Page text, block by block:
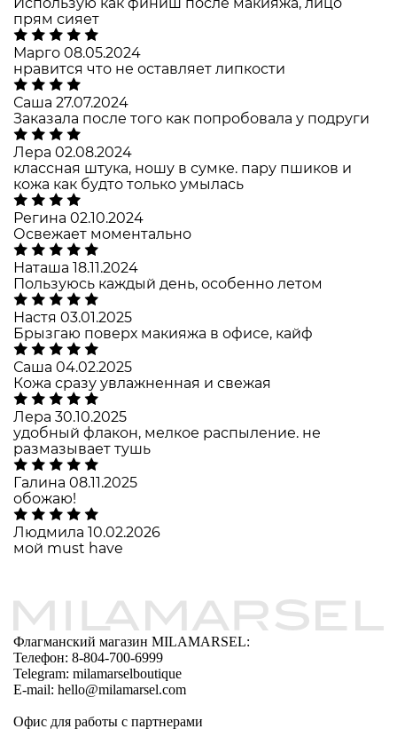
прям сияет
Марго 08.05.2024
нравится что не оставляет липкости
Саша 27.07.2024
Заказала после того как попробовала у подруги
Лера 02.08.2024
классная штука, ношу в сумке. пару пшиков и
кожа как будто только умылась
Регина 02.10.2024
Освежает моментально
Наташа 18.11.2024
Пользуюсь каждый день, особенно летом
Настя 03.01.2025
Брызгаю поверх макияжа в офисе, кайф
Саша 04.02.2025
Кожа сразу увлажненная и свежая
Лера 30.10.2025
удобный флакон, мелкое распыление. не
размазывает тушь
Галина 08.11.2025
обожаю!
Людмила 10.02.2026
мой must have
Флагманский магазин MILAMARSEL:
Телефон: 8-804-700-6999
Telegram: milamarselboutique
E-mail: hello@milamarsel.com
Офис для работы с партнерами